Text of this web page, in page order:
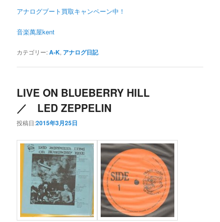
アナログブート買取キャンペーン中！
音楽萬屋kent
カテゴリー:A-K, アナログ日記
LIVE ON BLUEBERRY HILL
／ LED ZEPPELIN
投稿日:2015年3月25日